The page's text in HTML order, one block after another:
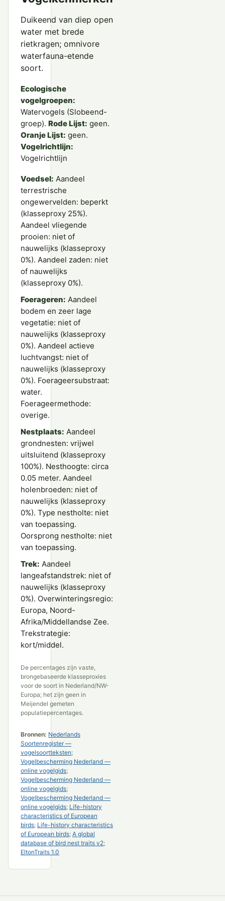
Duikeend van diep open
water met brede
rietkragen; omnivore
waterfauna-etende
soort.
Ecologische
vogelgroepen:
Watervogels (Slobeend-
groep). Rode Lijst: geen.
Oranje Lijst: geen.
Vogelrichtlijn:
Vogelrichtlijn
Voedsel: Aandeel
terrestrische
ongewervelden: beperkt
(klasseproxy 25%).
Aandeel vliegende
prooien: niet of
nauwelijks (klasseproxy
0%). Aandeel zaden: niet
of nauwelijks
(klasseproxy 0%).
Foerageren: Aandeel
bodem en zeer lage
vegetatie: niet of
nauwelijks (klasseproxy
0%). Aandeel actieve
luchtvangst: niet of
nauwelijks (klasseproxy
0%). Foerageersubstraat:
water.
Foerageermethode:
overige.
Nestplaats: Aandeel
grondnesten: vrijwel
uitsluitend (klasseproxy
100%). Nesthoogte: circa
0.05 meter. Aandeel
holenbroeden: niet of
nauwelijks (klasseproxy
0%). Type nestholte: niet
van toepassing.
Oorsprong nestholte: niet
van toepassing.
Trek: Aandeel
langeafstandstrek: niet of
nauwelijks (klasseproxy
0%). Overwinteringsregio:
Europa, Noord-
Afrika/Middellandse Zee.
Trekstrategie:
kort/middel.
De percentages zijn vaste,
brongebaseerde klasseproxies
voor de soort in Nederland/NW-
Europa; het zijn geen in
Meijendel gemeten
populatiepercentages.
Bronnen: Nederlands
Soortenregister —
vogelsoortteksten;
Vogelbescherming Nederland —
online vogelgids;
Vogelbescherming Nederland —
online vogelgids;
Vogelbescherming Nederland —
online vogelgids; Life-history
characteristics of European
birds; Life-history characteristics
of European birds; A global
database of bird nest traits v2;
EltonTraits 1.0